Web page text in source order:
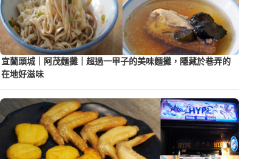
宜蘭頭城｜阿茂麵攤｜超過一甲子的美味麵攤，隱藏於巷弄的
在地好滋味